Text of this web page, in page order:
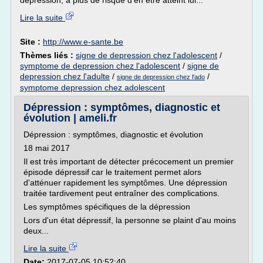
Lire la suite
Site : http://www.e-sante.be
Thèmes liés : signe de depression chez l'adolescent /
symptome de depression chez l'adolescent / signe de
depression chez l'adulte / signe de depression chez l'ado /
symptome depression chez adolescent
Dépression : symptômes, diagnostic et
évolution | ameli.fr
Dépression : symptômes, diagnostic et évolution
18 mai 2017
Il est très important de détecter précocement un premier
épisode dépressif car le traitement permet alors
d'atténuer rapidement les symptômes. Une dépression
traitée tardivement peut entraîner des complications.
Les symptômes spécifiques de la dépression
Lors d'un état dépressif, la personne se plaint d'au moins
deux...
Lire la suite